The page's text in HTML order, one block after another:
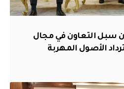
سبل التعاون في مجال
الأصول المهربة